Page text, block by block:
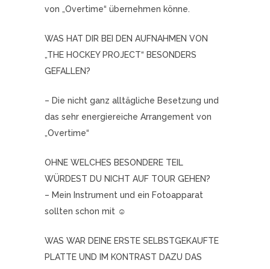
von „Overtime“ übernehmen könne.
WAS HAT DIR BEI DEN AUFNAHMEN VON
„THE HOCKEY PROJECT“ BESONDERS
GEFALLEN?
– Die nicht ganz alltägliche Besetzung und
das sehr energiereiche Arrangement von
„Overtime“
OHNE WELCHES BESONDERE TEIL
WÜRDEST DU NICHT AUF TOUR GEHEN?
– Mein Instrument und ein Fotoapparat
sollten schon mit ☺
WAS WAR DEINE ERSTE SELBSTGEKAUFTE
PLATTE UND IM KONTRAST DAZU DAS